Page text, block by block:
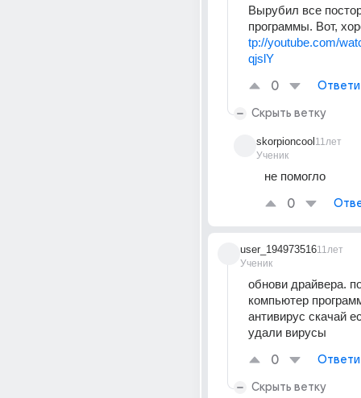
Вырубил все
программы. Вот,
tp://youtube.com/
qjslY
0
Скрыть ветку
skorpioncool
Ученик
11лет
не помогло
0
user_194973516
Ученик
11лет
обнови драйвера.
компьютер
антивирус скачай
удали вирусы
0
Скрыть ветку